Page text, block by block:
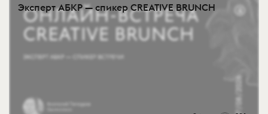
Эксперт АБКР — спикер CREATIVE BRUNCH